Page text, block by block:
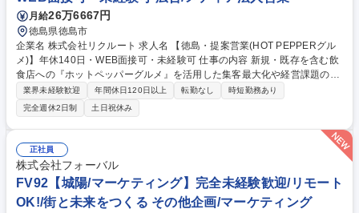
月給26万6667円
徳島県徳島市
企業名 株式会社リクルート 求人名 【徳島・提案営業(HOT PEPPERグル
メ)】年休140日・WEB面接可・未経験可 仕事の内容 新規・既存を含む飲
食店への『ホットペッパーグルメ』を活用した集客最大化や経営課題の解
決を提案します。データ分析に基づく広告企画から、店舗の魅力を引き出
すプロモーションまで実行支援します。 【営業機会】飲食店は日本全国約
60万店舗あり、日々多くの店舗経営者と関われる機会があり、3年で市場
価値の高い営業に成長が可能です。 【成長】入社年次が近い先輩・同期と
切磋琢磨できます。入社時のビジネススキルは重視しておらず、営業未経
験からMVPになった営業も多数！ 【働き方】労働時間マネジメントを徹
底しており、効率的な業務遂行のための計画性を養うことができ、公私の
バランスを保って働くことが可能です。 募集職種 【徳島・提案営業(HOT
PEPPERグルメ)】年休140日・WEB面接可・未経験可
業界未経験歓迎 年間休日120日以上 転勤なし
時短勤務あり
完全週休2日制
土日祝休み
正社員
株式会社フォーバル
FV92【城陽/マーケティング】完全未経験歓迎/リモート
OK!/街と未来をつくる その他企画/マーケティング